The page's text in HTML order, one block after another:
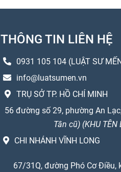
THÔNG TIN LIÊN HỆ
0931 105 104 (LUẬT SƯ
info@luatsumen.vn
TRỤ SỞ TP. HỒ CHÍ MINH
56 đường số 29, phường An
Tân cũ) (KHU TÊN
CHI NHÁNH VĨNH LONG
67/31Q, đường Phó Cơ Điều,